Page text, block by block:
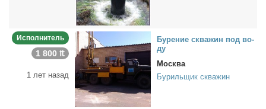
Исполнитель
1 800 ₶
1 лет назад
Бу­ре­ние сква­жин под во­
ду
Москва
Бурильщик скважин